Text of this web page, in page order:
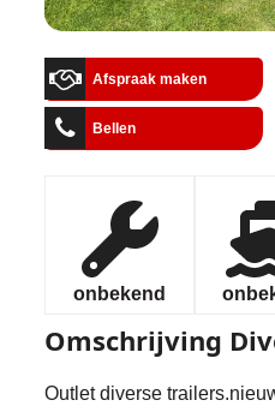
Afspraak maken
Bellen
onbekend
Omschrijving
Outlet diverse